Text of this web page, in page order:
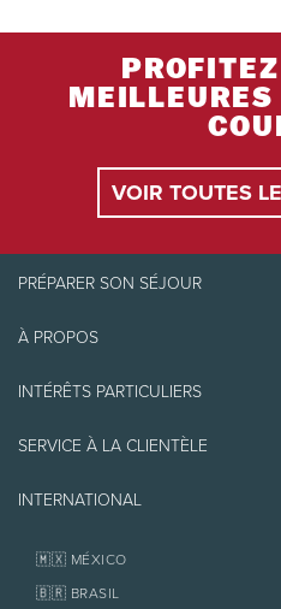
MEILLEURES
VOIR TOUTES
PRÉPARER SON SÉJOUR
Découvrir Tremblant
Quoi faire
À PROPOS
Écoresponsabilité
Prix d'excellence
INTÉRÊTS PARTICULIERS
Emplois et carrières
Services aux propriétaires
Fondation Tremblant
SERVICE À LA CLIENTÈLE
Nous joindre
Politiques
INTERNATIONAL
🇲🇽 MÉXICO
🇧🇷 BRASIL